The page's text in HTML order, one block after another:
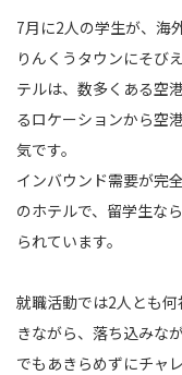
7月に2人の学生が、海
りんくうタウンにそび
テルは、数多くある空
るロケーションから空
気です。
インバウンド需要が完
のホテルで、留学生な
られています。
就職活動では2人とも
きながら、落ち込みな
でもあきらめずにチャ